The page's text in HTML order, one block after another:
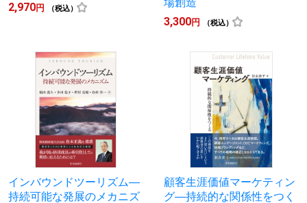
2,970円 （税込）
場創造
3,300円 （税込）
インバウンドツーリズム―
持続可能な発展のメカニズ
顧客生涯価値マーケティン
グ―持続的な関係性をつく